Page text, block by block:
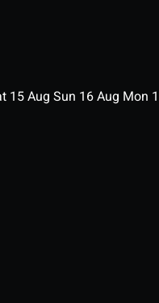
15Aug Sun 16Aug Mon